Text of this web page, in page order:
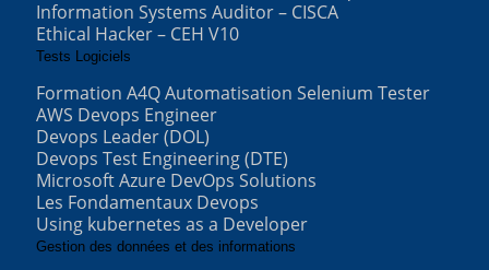
Information Systems Auditor – CISCA
Ethical Hacker – CEH V10
Tests Logiciels
Formation A4Q Automatisation Selenium Tester
AWS Devops Engineer
Devops Leader (DOL)
Devops Test Engineering (DTE)
Microsoft Azure DevOps Solutions
Les Fondamentaux Devops
Using kubernetes as a Developer
Gestion des données et des informations